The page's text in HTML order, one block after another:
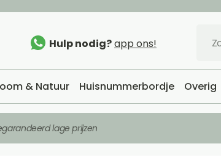
Hulp nodig?app ons!
& Natuur Huisnummerbordje Overig
lage prijzen